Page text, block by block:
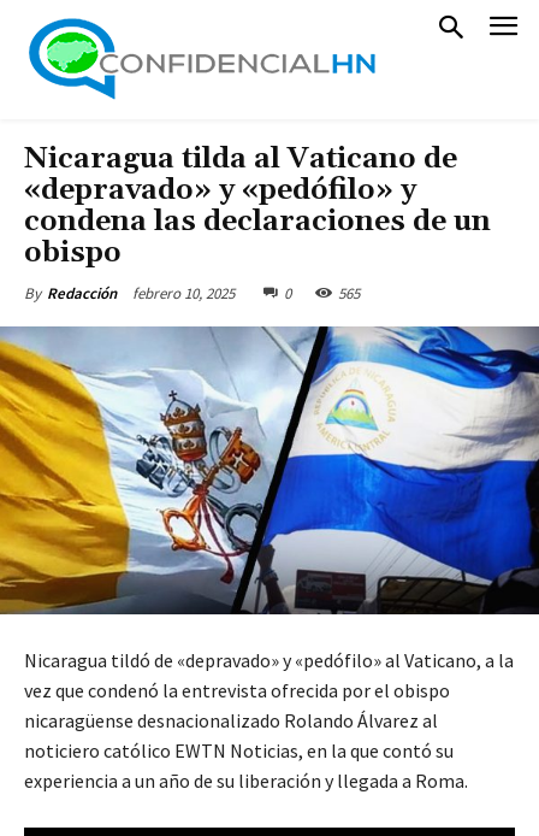
Nicaragua tilda al Vaticano de
«depravado» y «pedófilo» y
condena las declaraciones de un
obispo
By Redacción febrero 10, 2025 0 565
Nicaragua tildó de «depravado» y «pedófilo» al Vaticano, a la
vez que condenó la entrevista ofrecida por el obispo
nicaragüense desnacionalizado Rolando Álvarez al
noticiero católico EWTN Noticias, en la que contó su
experiencia a un año de su liberación y llegada a Roma.